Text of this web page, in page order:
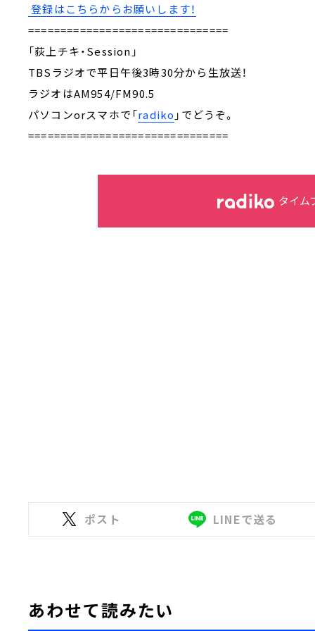
登録はこちらからお願いします！
===============================
「荻上チキ・Session」
TBSラジオで平日午後3時30分から生放送！
ラジオはAM954/FM90.5
パソコンorスマホで「radiko 」でどうぞ。
===============================
タイム
ポスト LINEで送る
あわせて読みたい